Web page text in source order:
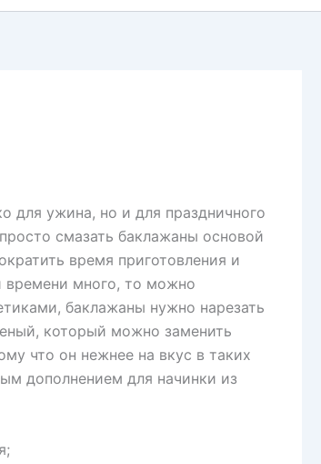
для ужина, но и для праздничного
смазать баклажаны основой
время приготовления и
времени много, то можно
баклажаны нужно нарезать
который можно заменить
что он нежнее на вкус в таких
дополнением для начинки из